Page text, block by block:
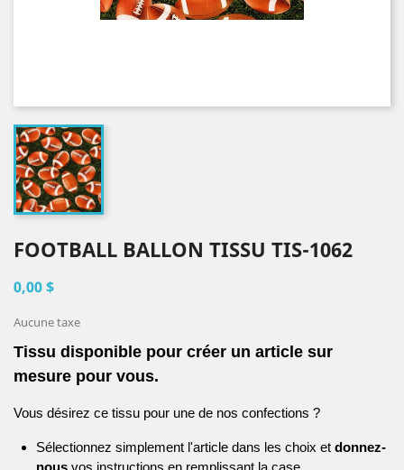
FOOTBALL BALLON TISSU TIS-1062
0,00 $
Aucune taxe
Tissu disponible pour créer un article sur
mesure pour vous.
Vous désirez ce tissu pour une de nos confections ?
Sélectionnez simplement l'article dans les choix et donnez-
nous vos instructions en remplissant la case